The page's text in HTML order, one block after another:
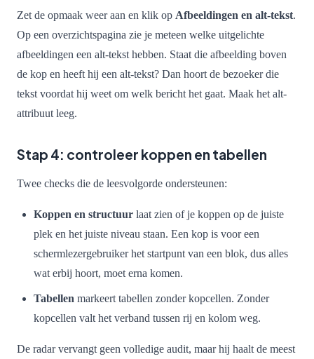
Zet de opmaak weer aan en klik op Afbeeldingen en alt-tekst.
Op een overzichtspagina zie je meteen welke uitgelichte
afbeeldingen een alt-tekst hebben. Staat die afbeelding boven
de kop en heeft hij een alt-tekst? Dan hoort de bezoeker die
tekst voordat hij weet om welk bericht het gaat. Maak het alt-
attribuut leeg.
Stap 4: controleer koppen en tabellen
Twee checks die de leesvolgorde ondersteunen:
Koppen en structuur laat zien of je koppen op de juiste
plek en het juiste niveau staan. Een kop is voor een
schermlezergebruiker het startpunt van een blok, dus alles
wat erbij hoort, moet erna komen.
Tabellen markeert tabellen zonder kopcellen. Zonder
kopcellen valt het verband tussen rij en kolom weg.
De radar vervangt geen volledige audit, maar hij haalt de meest